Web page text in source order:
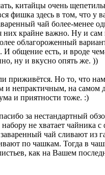
китайцы очень
фишка здесь в том, что у
чай более-менее
них крайне важно. Ну и сам
облагороженный
И общение есть, и вроде
ну и вкусно опять же. ))
приживётся. Но то, что
непрактичным, на самом
и приятности тоже. :)
за нестандартный
не хватает чайника с
чай сливают из
по чашкам. Тогда в
как на Вашем